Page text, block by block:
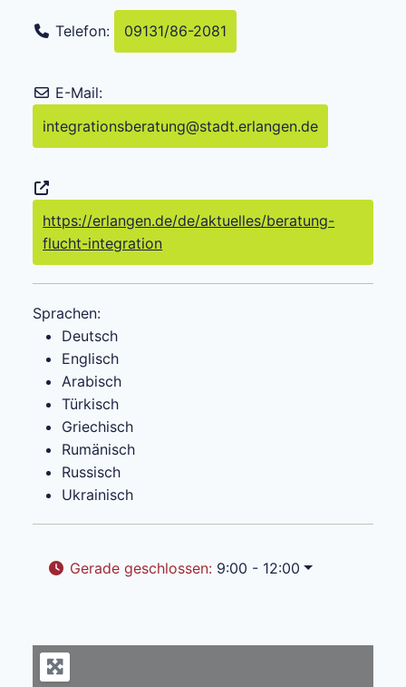
Telefon: 09131/86-2081
E-Mail:
integrationsberatung@stadt.erlangen.de
https://erlangen.de/de/aktuelles/beratung-
flucht-integration
Sprachen:
Deutsch
Englisch
Arabisch
Türkisch
Griechisch
Rumänisch
Russisch
Ukrainisch
Gerade geschlossen: 9:00 - 12:00